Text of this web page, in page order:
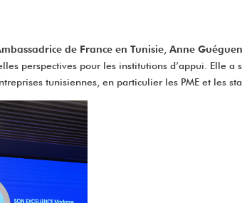
de France en Tunisie, Anne Guéguen
perspectives pour les institutions d’appui. Elle a
tunisiennes, en particulier les PME et les